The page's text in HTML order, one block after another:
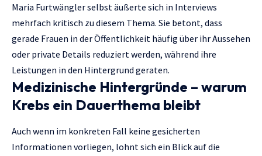
Maria Furtwängler selbst äußerte sich in Interviews
mehrfach kritisch zu diesem Thema. Sie betont, dass
gerade Frauen in der Öffentlichkeit häufig über ihr Aussehen
oder private Details reduziert werden, während ihre
Leistungen in den Hintergrund geraten.
Medizinische Hintergründe – warum
Krebs ein Dauerthema bleibt
Auch wenn im konkreten Fall keine gesicherten
Informationen vorliegen, lohnt sich ein Blick auf die